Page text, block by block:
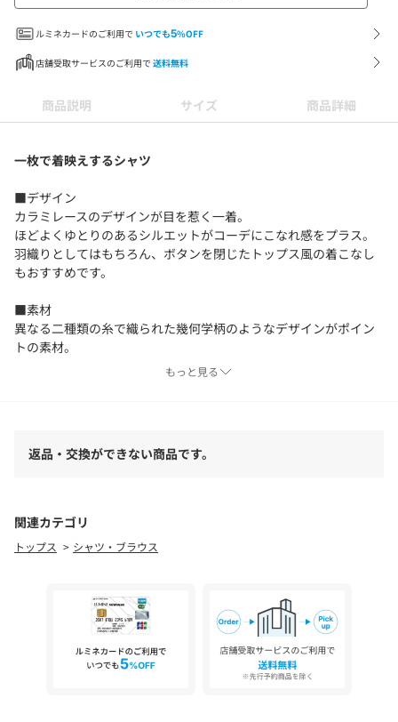
ルミネカードのご利用で いつでも5%OFF
店舗受取サービスのご利用で 送料無料
商品説明 サイズ 商品詳細
一枚で着映えするシャツ
■デザイン
カラミレースのデザインが目を惹く一着。
ほどよくゆとりのあるシルエットがコーデにこなれ感をプラス。
羽織りとしてはもちろん、ボタンを閉じたトップス風の着こなし
もおすすめです。
■素材
異なる二種類の糸で織られた幾何学柄のようなデザインがポイン
トの素材。
涼し気な印象で着用いただけます。
合わせるアイテムによってさまざまな雰囲気をお楽しみいただけ
============================
透け感：あり
ケア方法：手洗い可
※商品に「取り扱い上の注意書き」、「洗濯表示」がございます
場合は、使用前に必ずご確認ください。
※商品画像は、光の当たり具合やパソコンなどの閲覧環境によ
り、実際の色味と異なって見える場合がございます。あらかじめ
もっと見る
返品・交換ができない商品です。
関連カテゴリ
トップス シャツ・ブラウス